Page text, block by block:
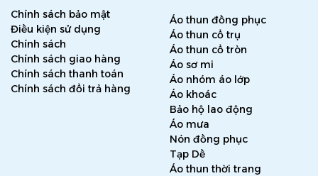
Chính sách bảo mật
Điều kiện sử dụng
Chính sách
Chính sách giao hàng
Chính sách thanh toán
Chính sách đổi trả hàng
Áo thun đồng phục
Áo thun cổ trụ
Áo thun cổ tròn
Áo sơ mi
Áo nhóm áo lớp
Áo khoác
Bảo hộ lao động
Áo mưa
Nón đồng phục
Tạp Dề
Áo thun thời trang